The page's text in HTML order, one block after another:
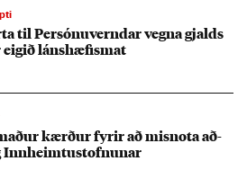
til Per­sónu­vernd­ar vegna gjalds
láns­hæf­is­mat
kærð­ur fyr­ir að mis­nota að­
Inn­heimtu­stofn­un­ar